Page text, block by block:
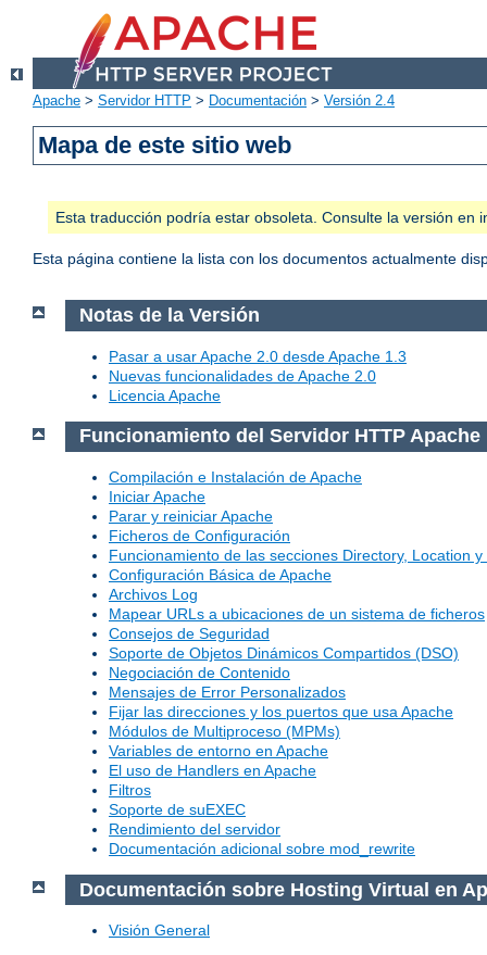
Apache > Servidor HTTP > Documentación > Versión 2.4
Mapa de este sitio web
Esta traducción podría estar obsoleta. Consulte la versión
Esta página contiene la lista con los documentos actualmente
Notas de la Versión
Pasar a usar Apache 2.0 desde Apache 1.3
Nuevas funcionalidades de Apache 2.0
Licencia Apache
Funcionamiento del Servidor HTTP Apache
Compilación e Instalación de Apache
Iniciar Apache
Parar y reiniciar Apache
Ficheros de Configuración
Funcionamiento de las secciones Directory, Location y
Configuración Básica de Apache
Archivos Log
Mapear URLs a ubicaciones de un sistema de ficheros
Consejos de Seguridad
Soporte de Objetos Dinámicos Compartidos (DSO)
Negociación de Contenido
Mensajes de Error Personalizados
Fijar las direcciones y los puertos que usa Apache
Módulos de Multiproceso (MPMs)
Variables de entorno en Apache
El uso de Handlers en Apache
Filtros
Soporte de suEXEC
Rendimiento del servidor
Documentación adicional sobre mod_rewrite
Documentación sobre Hosting Virtual en
Visión General